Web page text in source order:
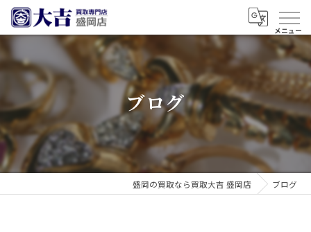
ブログ
盛岡の買取なら買取大吉 盛岡店 ブログ